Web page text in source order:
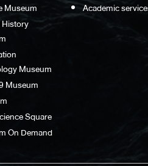
Museum
Museum
Museum
Square
On Demand
Academic